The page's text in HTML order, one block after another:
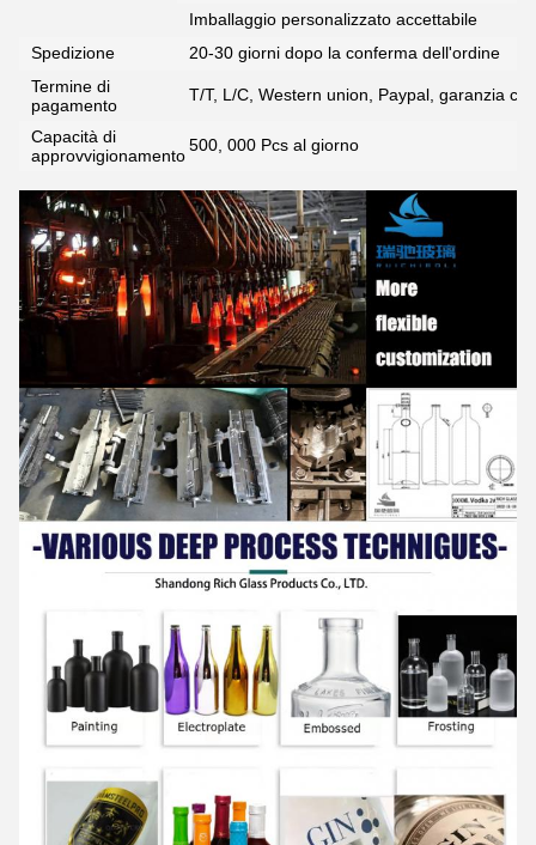
Imballaggio personalizzato accettabile
Spedizione
20-30 giorni dopo la conferma dell'ordine
Termine di
pagamento
T/T, L/C, Western union, Paypal, garanzia
Capacità di
approvvigionamento
500, 000 Pcs al giorno